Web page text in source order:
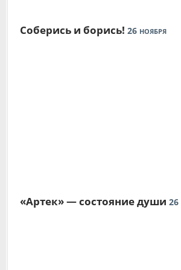
Соберись и борись! 26 НОЯБРЯ
«Артек» — состояние души 26